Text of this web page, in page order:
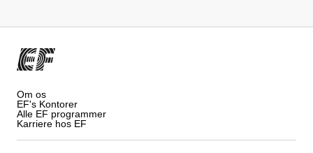
Om os
EF's Kontorer
Alle EF programmer
Karriere hos EF